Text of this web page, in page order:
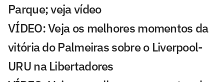
Parque; veja vídeo
VÍDEO: Veja os melhores momentos da
vitória do Palmeiras sobre o Liverpool-
URU na Libertadores